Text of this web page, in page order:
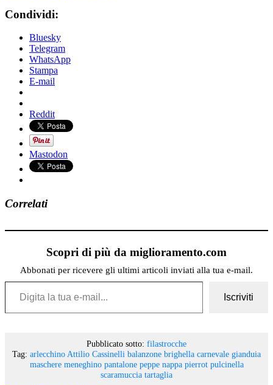
Condividi:
Bluesky
Telegram
WhatsApp
Stampa
E-mail
Reddit
Mastodon
Correlati
Scopri di più da miglioramento.com
Abbonati per ricevere gli ultimi articoli inviati alla tua e-mail.
Digita la tua e-mail...
Iscriviti
Pubblicato sotto: filastrocche
Tag: arlecchino Attilio Cassinelli balanzone brighella carnevale gianduia
maschere meneghino pantalone peppe nappa pierrot pulcinella
scaramuccia tartaglia